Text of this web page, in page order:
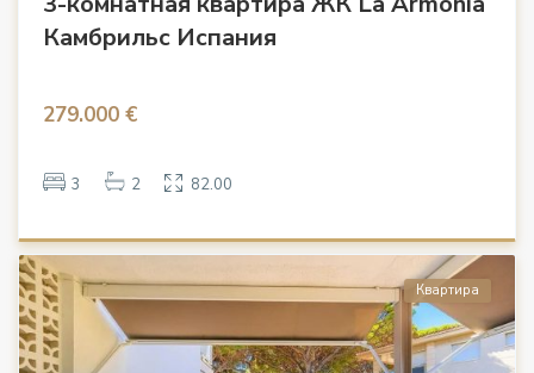
Камбрильс Испания
279.000 €
3 2 82.00
Квартира